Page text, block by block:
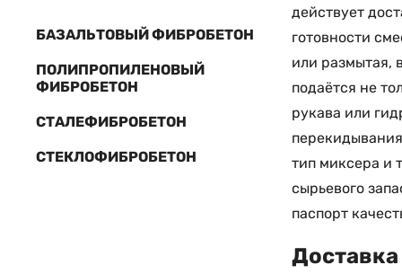
БАЗАЛЬТОВЫЙ ФИБРОБЕТОН
ПОЛИПРОПИЛЕНОВЫЙ
ФИБРОБЕТОН
СТАЛЕФИБРОБЕТОН
СТЕКЛОФИБРОБЕТОН
действует
готовности
или размытая,
подаётся не
рукава или
тип миксера и
сырьевого
паспорт
Доставка